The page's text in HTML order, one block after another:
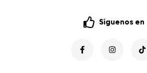
Síguenos en